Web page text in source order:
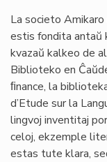
La societo Amikaro
estis fondita antaŭ
kvazaŭ kalkeo de
Biblioteko en
ﬁnance, la
d’Etude sur la
lingvoj inventitaj
celoj, ekzemple
estas tute klara,